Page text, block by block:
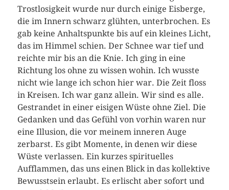
Trostlosigkeit wurde nur durch einige Eisberge,
die im Innern schwarz glühten, unterbrochen. Es
gab keine Anhaltspunkte bis auf ein kleines Licht,
das im Himmel schien. Der Schnee war tief und
reichte mir bis an die Knie. Ich ging in eine
Richtung los ohne zu wissen wohin. Ich wusste
nicht wie lange ich schon hier war. Die Zeit floss
in Kreisen. Ich war ganz allein. Wir sind es alle.
Gestrandet in einer eisigen Wüste ohne Ziel. Die
Gedanken und das Gefühl von vorhin waren nur
eine Illusion, die vor meinem inneren Auge
zerbarst. Es gibt Momente, in denen wir diese
Wüste verlassen. Ein kurzes spirituelles
Aufflammen, das uns einen Blick in das kollektive
Bewusstsein erlaubt. Es erlischt aber sofort und